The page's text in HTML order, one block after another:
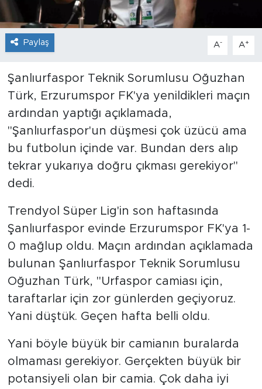
Paylaş A- A+
Şanlıurfaspor Teknik Sorumlusu Oğuzhan
Türk, Erzurumspor FK'ya yenildikleri maçın
ardından yaptığı açıklamada,
"Şanlıurfaspor'un düşmesi çok üzücü ama
bu futbolun içinde var. Bundan ders alıp
tekrar yukarıya doğru çıkması gerekiyor"
dedi.
Trendyol Süper Lig'in son haftasında
Şanlıurfaspor evinde Erzurumspor FK'ya 1-
0 mağlup oldu. Maçın ardından açıklamada
bulunan Şanlıurfaspor Teknik Sorumlusu
Oğuzhan Türk, "Urfaspor camiası için,
taraftarlar için zor günlerden geçiyoruz.
Yani düştük. Geçen hafta belli oldu.
Yani böyle büyük bir camianın buralarda
olmaması gerekiyor. Gerçekten büyük bir
potansiyeli olan bir camia. Çok daha iyi